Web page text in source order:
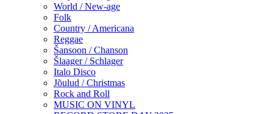
World / New-age
Folk
Country / Americana
Reggae
Šansoon / Chanson
Šlaager / Schlager
Italo Disco
Jõulud / Christmas
Rock and Roll
MUSIC ON VINYL